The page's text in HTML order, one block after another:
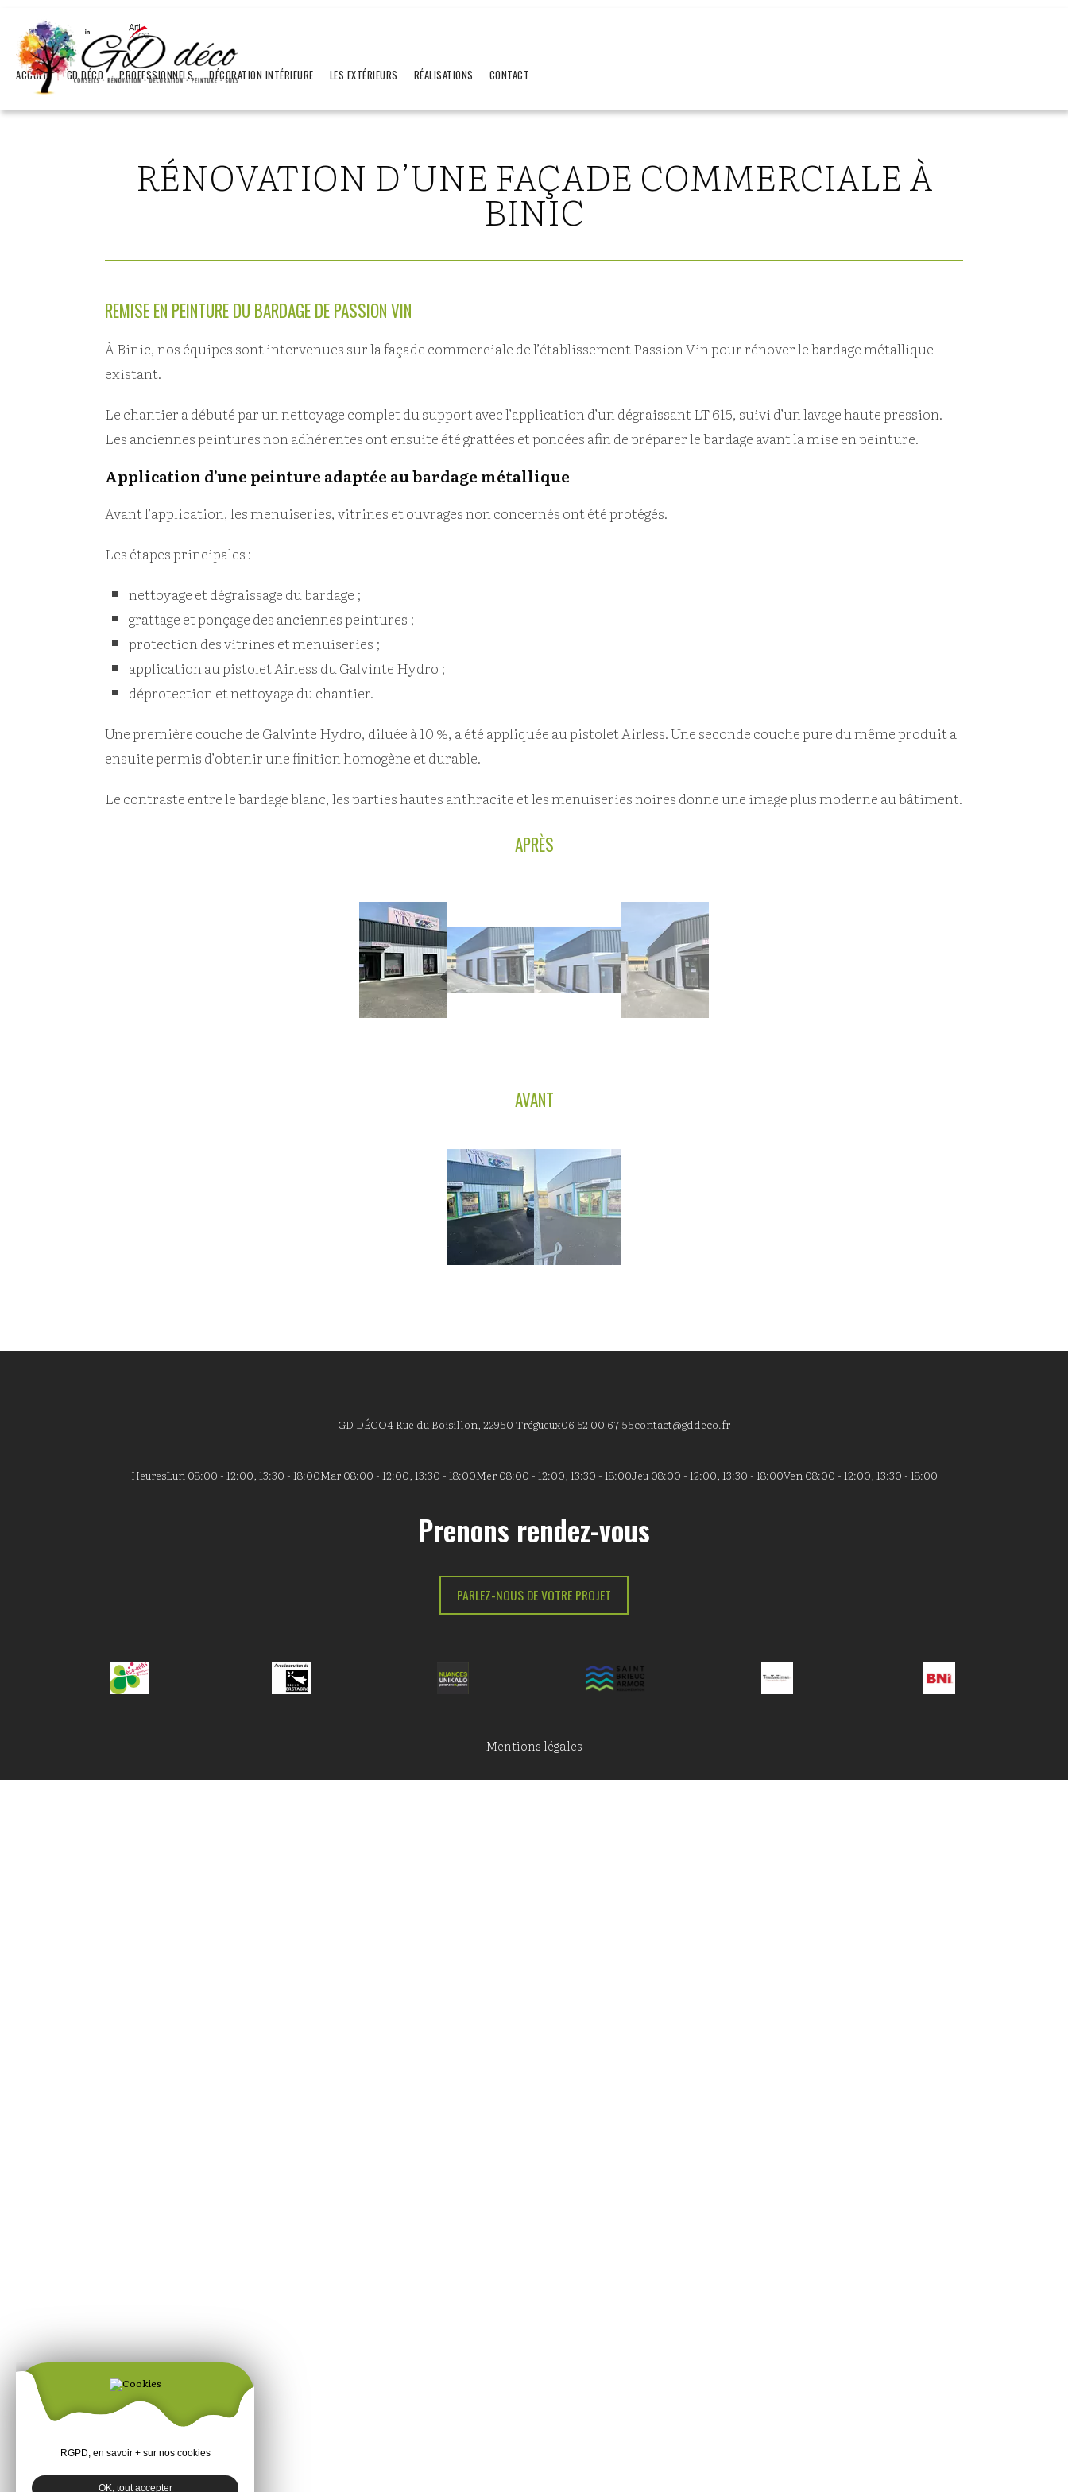
ACCUEIL GD DÉCO PROFESSIONNELS DÉCORATION INTÉRIEURE LES EXTÉRIEURS RÉALISATIONS CONTACT
RÉNOVATION D’UNE FAÇADE COMMERCIALE À
BINIC
REMISE EN PEINTURE DU BARDAGE DE PASSION VIN
À Binic, nos équipes sont intervenues sur la façade commerciale de l’établissement Passion Vin pour rénover le bardage métallique
existant.
Le chantier a débuté par un nettoyage complet du support avec l’application d’un dégraissant LT 615, suivi d’un lavage haute pression.
Les anciennes peintures non adhérentes ont ensuite été grattées et poncées afin de préparer le bardage avant la mise en peinture.
Application d’une peinture adaptée au bardage métallique
Avant l’application, les menuiseries, vitrines et ouvrages non concernés ont été protégés.
Les étapes principales :
nettoyage et dégraissage du bardage ;
grattage et ponçage des anciennes peintures ;
protection des vitrines et menuiseries ;
application au pistolet Airless du Galvinte Hydro ;
déprotection et nettoyage du chantier.
Une première couche de Galvinte Hydro, diluée à 10 %, a été appliquée au pistolet Airless. Une seconde couche pure du même produit a
ensuite permis d’obtenir une finition homogène et durable.
Le contraste entre le bardage blanc, les parties hautes anthracite et les menuiseries noires donne une image plus moderne au bâtiment.
APRÈS
AVANT
GD DÉCO4 Rue du Boisillon, 22950 Trégueux06 52 00 67 55contact@gddeco.fr
HeuresLun 08:00 - 12:00, 13:30 - 18:00Mar 08:00 - 12:00, 13:30 - 18:00Mer 08:00 - 12:00, 13:30 - 18:00Jeu 08:00 - 12:00, 13:30 - 18:00Ven 08:00 - 12:00, 13:30 - 18:00
Prenons rendez-vous
PARLEZ-NOUS DE VOTRE PROJET
Mentions légales
RGPD, en savoir + sur nos cookies
OK, tout accepter